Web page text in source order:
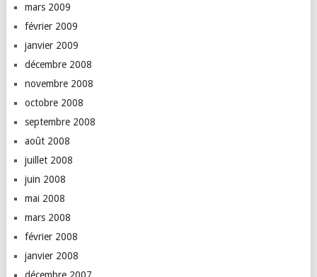
mars 2009
février 2009
janvier 2009
décembre 2008
novembre 2008
octobre 2008
septembre 2008
août 2008
juillet 2008
juin 2008
mai 2008
mars 2008
février 2008
janvier 2008